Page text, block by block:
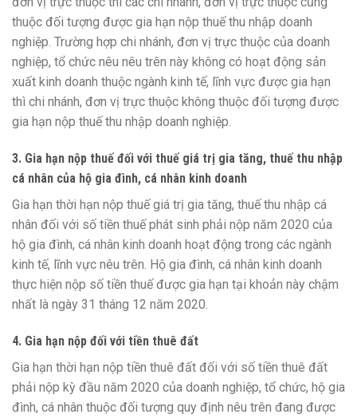
thuộc đối tượng được gia hạn nộp thuế thu nhập doanh
nghiệp. Trường hợp chi nhánh, đơn vị trực thuộc của doanh
nghiệp, tổ chức nêu nêu trên này không có hoạt động sản
xuất kinh doanh thuộc ngành kinh tế, lĩnh vực được gia hạn
thì chi nhánh, đơn vị trực thuộc không thuộc đối tượng được
gia hạn nộp thuế thu nhập doanh nghiệp.
3. Gia hạn nộp thuế đối với thuế giá trị gia tăng, thuế thu nhập
cá nhân của hộ gia đình, cá nhân kinh doanh
Gia hạn thời hạn nộp thuế giá trị gia tăng, thuế thu nhập cá
nhân đối với số tiền thuế phát sinh phải nộp năm 2020 của
hộ gia đình, cá nhân kinh doanh hoạt động trong các ngành
kinh tế, lĩnh vực nêu trên. Hộ gia đình, cá nhân kinh doanh
thực hiện nộp số tiền thuế được gia hạn tại khoản này chậm
nhất là ngày 31 tháng 12 năm 2020.
4. Gia hạn nộp đối với tiền thuê đất
Gia hạn thời hạn nộp tiền thuê đất đối với số tiền thuê đất
phải nộp kỳ đầu năm 2020 của doanh nghiệp, tổ chức, hộ gia
đình, cá nhân thuộc đối tượng quy định nêu trên đang được